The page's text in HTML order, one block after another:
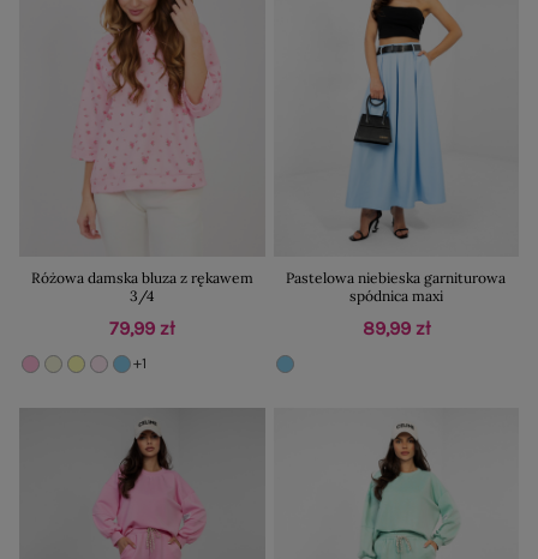
Różowa damska bluza z rękawem
3/4
79,99 zł
+1
Pastelowa niebieska garniturowa
spódnica maxi
89,99 zł